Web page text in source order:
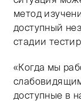
метод
доступный
стадии
«Когда мы
доступные в